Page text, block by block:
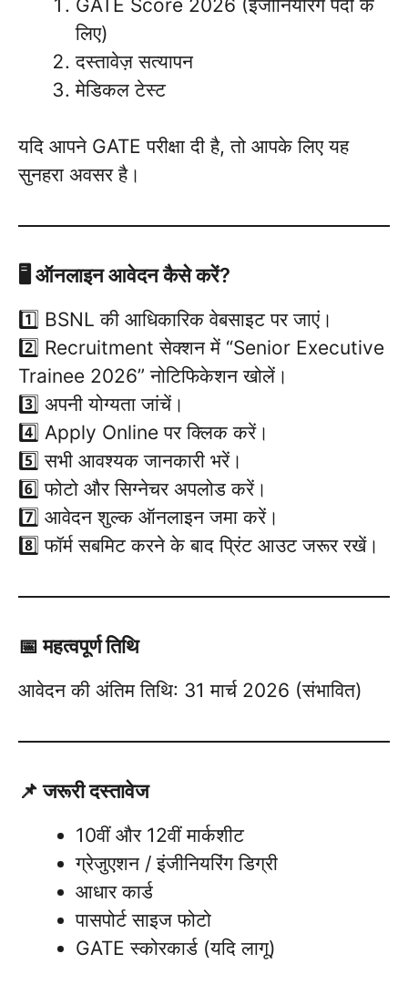
GATE Score 2026 (इंजीनियरिंग पदों के
लिए)
दस्तावेज़ सत्यापन
मेडिकल टेस्ट
यदि आपने GATE परीक्षा दी है, तो आपके लिए यह
सुनहरा अवसर है।
🖥️ ऑनलाइन आवेदन कैसे करें?
1️⃣ BSNL की आधिकारिक वेबसाइट पर जाएं।
2️⃣ Recruitment सेक्शन में “Senior Executive
Trainee 2026” नोटिफिकेशन खोलें।
3️⃣ अपनी योग्यता जांचें।
4️⃣ Apply Online पर क्लिक करें।
5️⃣ सभी आवश्यक जानकारी भरें।
6️⃣ फोटो और सिग्नेचर अपलोड करें।
7️⃣ आवेदन शुल्क ऑनलाइन जमा करें।
8️⃣ फॉर्म सबमिट करने के बाद प्रिंट आउट जरूर रखें।
📅 महत्वपूर्ण तिथि
आवेदन की अंतिम तिथि: 31 मार्च 2026 (संभावित)
📌 जरूरी दस्तावेज
10वीं और 12वीं मार्कशीट
ग्रेजुएशन / इंजीनियरिंग डिग्री
आधार कार्ड
पासपोर्ट साइज फोटो
GATE स्कोरकार्ड (यदि लागू)